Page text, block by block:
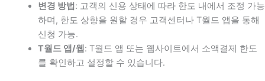
변경 방법 : 고객의 신용 상태에 따라 한도 내에서 조정 가능
하며, 한도 상향을 원할 경우 고객센터나 T월드 앱을 통해
신청 가능.
T월드 앱/웹 : T월드 앱 또는 웹사이트에서 소액결제 한도
를 확인하고 설정할 수 있습니다.